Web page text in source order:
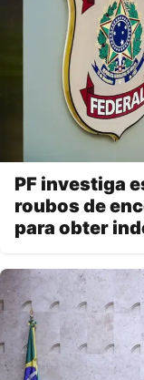
PF investiga
roubos de
para obter